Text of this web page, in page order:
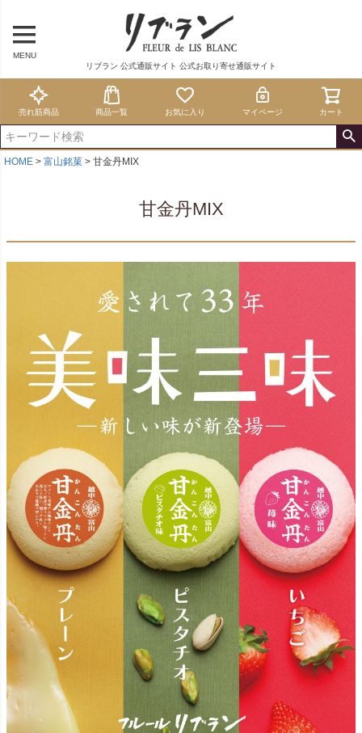
MENU
リブラン 公式通販サイト 公式お取り寄せ通販サイト
売れ筋商品 商品一覧 お気に入り マイページ カート
HOME 富山銘菓 甘金丹MIX
甘金丹MIX